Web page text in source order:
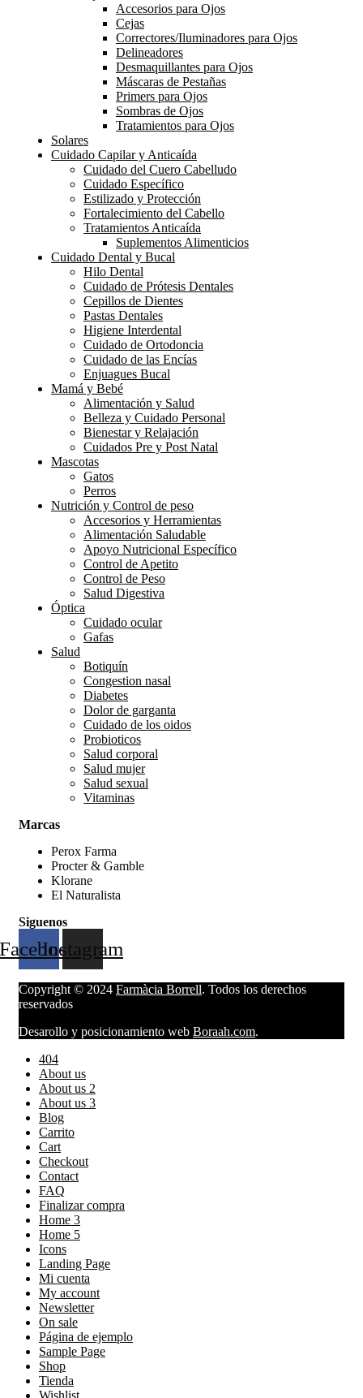
Accesorios para Ojos
Cejas
Correctores/Iluminadores para Ojos
Delineadores
Desmaquillantes para Ojos
Máscaras de Pestañas
Primers para Ojos
Sombras de Ojos
Tratamientos para Ojos
Solares
Cuidado Capilar y Anticaída
Cuidado del Cuero Cabelludo
Cuidado Específico
Estilizado y Protección
Fortalecimiento del Cabello
Tratamientos Anticaída
Suplementos Alimenticios
Cuidado Dental y Bucal
Hilo Dental
Cuidado de Prótesis Dentales
Cepillos de Dientes
Pastas Dentales
Higiene Interdental
Cuidado de Ortodoncia
Cuidado de las Encías
Enjuagues Bucal
Mamá y Bebé
Alimentación y Salud
Belleza y Cuidado Personal
Bienestar y Relajación
Cuidados Pre y Post Natal
Mascotas
Gatos
Perros
Nutrición y Control de peso
Accesorios y Herramientas
Alimentación Saludable
Apoyo Nutricional Específico
Control de Apetito
Control de Peso
Salud Digestiva
Óptica
Cuidado ocular
Gafas
Salud
Botiquín
Congestion nasal
Diabetes
Dolor de garganta
Cuidado de los oidos
Probioticos
Salud corporal
Salud mujer
Salud sexual
Vitaminas
Marcas
Perox Farma
Procter & Gamble
Klorane
El Naturalista
Siguenos
Instagram
Copyright © 2024 Farmàcia Borrell. Todos los derechos
reservados
Desarollo y posicionamiento web Boraah.com.
404
About us
About us 2
About us 3
Blog
Carrito
Cart
Checkout
Contact
FAQ
Finalizar compra
Home 3
Home 5
Icons
Landing Page
Mi cuenta
My account
Newsletter
On sale
Página de ejemplo
Sample Page
Shop
Tienda
Wishlist